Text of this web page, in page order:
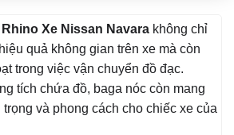
Xe Nissan Navara không chỉ
quả không gian trên xe mà còn
trong việc vận chuyển đồ đạc.
tích chứa đồ, baga nóc còn mang
trọng và phong cách cho chiếc xe của